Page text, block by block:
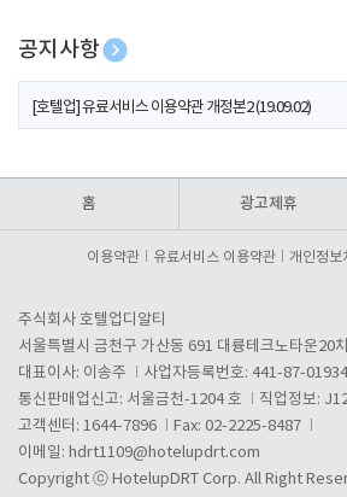
공지사항
[호텔업] 개인정보 처리방침 개정본1 (19.09.02)
[호텔업] 유료서비스 이용약관 개정본2 (19.09.02)
홈 광고제휴
이용약관 유료서비스 이용약관 개인정보
주식회사 호텔업디알티
서울특별시 금천구 가산동 691 대륭테크노타운20
대표이사: 이송주
사업자등록번호: 441-87-
통신판매업신고: 서울금천-1204 호
직업정보:
고객센터: 1644-7896
Fax: 02-2225-8487
이메일: hdrt1109@hotelupdrt.com
Copyright ⓒ HotelupDRT Corp. All Right